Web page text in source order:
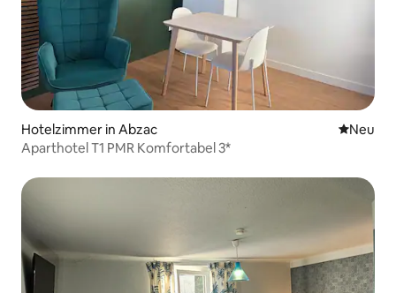
Hotelzimmer in Abzac Neue
Neu
Aparthotel T1 PMR Komfortabel 3*